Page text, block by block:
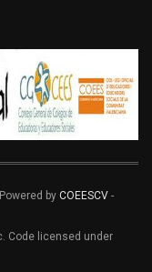
by COEESCV -
Code licensed under